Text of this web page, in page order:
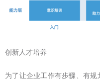
创新人才培养
为了让企业工作有步骤、有